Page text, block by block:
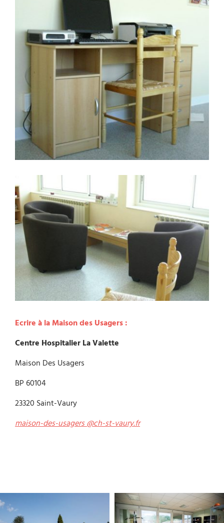
Ecrire à la Maison des Usagers :
Centre Hospitalier La Valette
Maison Des Usagers
BP 60104
23320 Saint-Vaury
maison-des-usagers @ch-st-vaury.fr